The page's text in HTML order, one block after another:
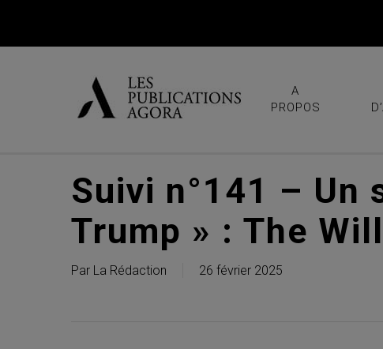
A
PROPOS
Suivi n°141 – Un
Trump » : The
Par La Rédaction 26 février 2025